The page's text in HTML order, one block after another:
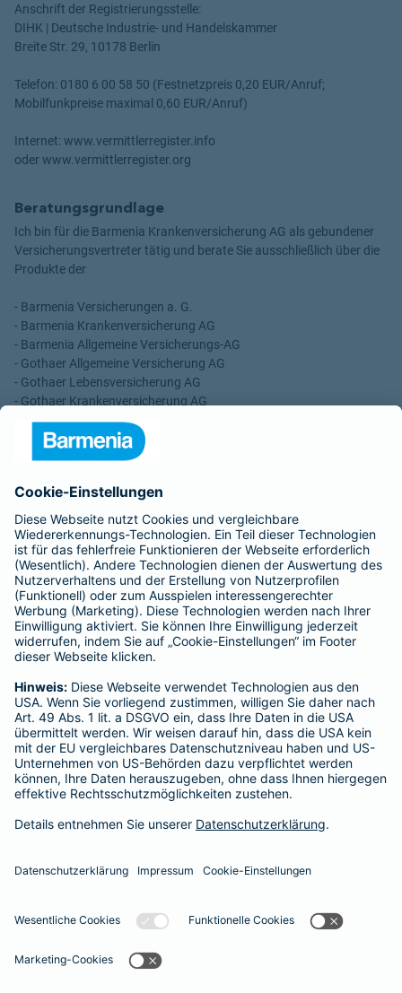
Anschrift der Registrierungsstelle:
DIHK | Deutsche Industrie- und Handelskammer
Breite Str. 29, 10178 Berlin
Telefon: 0180 6 00 58 50 (Festnetzpreis 0,20 EUR/Anruf;
Mobilfunkpreise maximal 0,60 EUR/Anruf)
Internet: www.vermittlerregister.info
oder www.vermittlerregister.org
Beratungsgrundlage
Ich bin für die Barmenia Krankenversicherung AG als gebundener
Versicherungsvertreter tätig und berate Sie ausschließlich über die
Produkte der
- Barmenia Versicherungen a. G.
- Barmenia Krankenversicherung AG
- Barmenia Allgemeine Versicherungs-AG
- Gothaer Allgemeine Versicherung AG
- Gothaer Lebensversicherung AG
- Gothaer Krankenversicherung AG
- ROLAND Rechtsschutz-Versicherungs-AG
- ROLAND Schutzbrief-Versicherung AG
Vergütungen, die in der zu entrichtenden Versicherungsprämie
enthalten sind.
Schlichtungsstellen
Für Lebens- und Sachversicherungen:
Verein Versicherungsombudsmann eV,
Postfach 080632, 10006 Berlin
Für private Krankenversicherungen:
Ombudsmann für private Kranken- / Pflege-Versicherungen,
Postfach 060222, 10052 Berlin
Impressum
Barmenia Versicherung - Dieter Pütz
Boisdorfer Str. 28
Tel. 02273 940466
Datenschutz Impressum/Rechtshinweise
Barrierefreiheit
Datenschutz-Einstellungen